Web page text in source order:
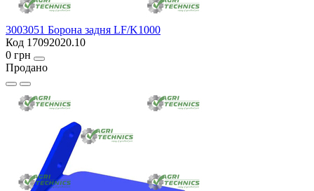
3003051 Борона задня LF/K1000
Код 17092020.10
0 грн
Продано